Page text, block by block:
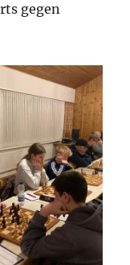
gegen